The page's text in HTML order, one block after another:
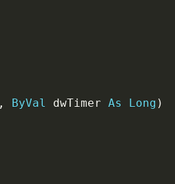
ByVal dwTimer As Long )